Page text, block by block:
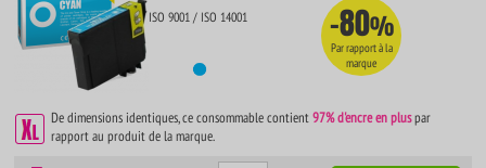
ISO 9001 / ISO 14001
-80%
Par rapport à la
marque
De dimensions identiques, ce consommable contient97% d'encre en pluspar
rapport au produit de la marque.